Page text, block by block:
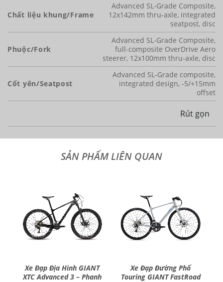
Chất liệu khung/Frame
Advanced SL-Grade Composite,
12x142mm thru-axle, integrated
seatpost, disc
Phuộc/Fork
Advanced SL-Grade Composite,
full-composite OverDrive Aero
steerer, 12x100mm thru-axle, disc
Cốt yên/Seatpost
Advanced SL-Grade composite,
integrated design, -5/+15mm
offset
Rút gọn
Xe Đạp Địa Hình GIANT
XTC Advanced 3 – Phanh
Xe Đạp Đường Phố
Touring GIANT FastRoad